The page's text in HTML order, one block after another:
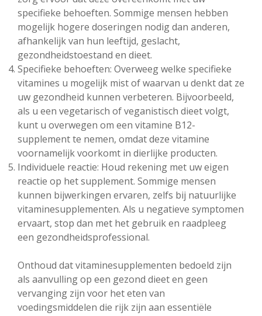
specifieke behoeften. Sommige mensen hebben
mogelijk hogere doseringen nodig dan anderen,
afhankelijk van hun leeftijd, geslacht,
gezondheidstoestand en dieet.
Specifieke behoeften: Overweeg welke specifieke
vitamines u mogelijk mist of waarvan u denkt dat ze
uw gezondheid kunnen verbeteren. Bijvoorbeeld,
als u een vegetarisch of veganistisch dieet volgt,
kunt u overwegen om een vitamine B12-
supplement te nemen, omdat deze vitamine
voornamelijk voorkomt in dierlijke producten.
Individuele reactie: Houd rekening met uw eigen
reactie op het supplement. Sommige mensen
kunnen bijwerkingen ervaren, zelfs bij natuurlijke
vitaminesupplementen. Als u negatieve symptomen
ervaart, stop dan met het gebruik en raadpleeg
een gezondheidsprofessional.
Onthoud dat vitaminesupplementen bedoeld zijn
als aanvulling op een gezond dieet en geen
vervanging zijn voor het eten van
voedingsmiddelen die rijk zijn aan essentiële